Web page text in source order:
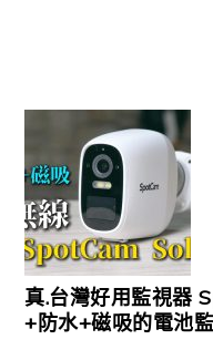
真.台灣好用監視器
+防水+磁吸的電池